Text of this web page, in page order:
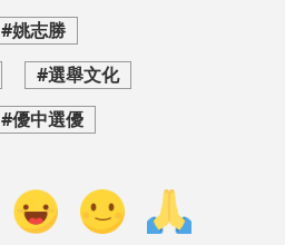
#姚志勝
#選舉文化
#優中選優